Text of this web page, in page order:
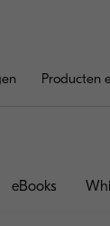
Producten
eBooks